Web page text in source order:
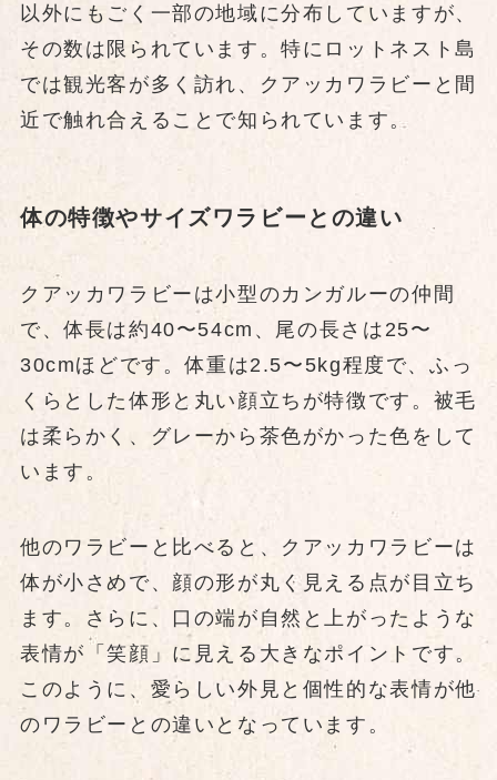
以外にもごく一部の地域に分布していますが、
その数は限られています。特にロットネスト島
では観光客が多く訪れ、クアッカワラビーと間
近で触れ合えることで知られています。
体の特徴やサイズワラビーとの違い
クアッカワラビーは小型のカンガルーの仲間
で、体長は約40〜54cm、尾の長さは25〜
30cmほどです。体重は2.5〜5kg程度で、ふっ
くらとした体形と丸い顔立ちが特徴です。被毛
は柔らかく、グレーから茶色がかった色をして
います。
他のワラビーと比べると、クアッカワラビーは
体が小さめで、顔の形が丸く見える点が目立ち
ます。さらに、口の端が自然と上がったような
表情が「笑顔」に見える大きなポイントです。
このように、愛らしい外見と個性的な表情が他
のワラビーとの違いとなっています。